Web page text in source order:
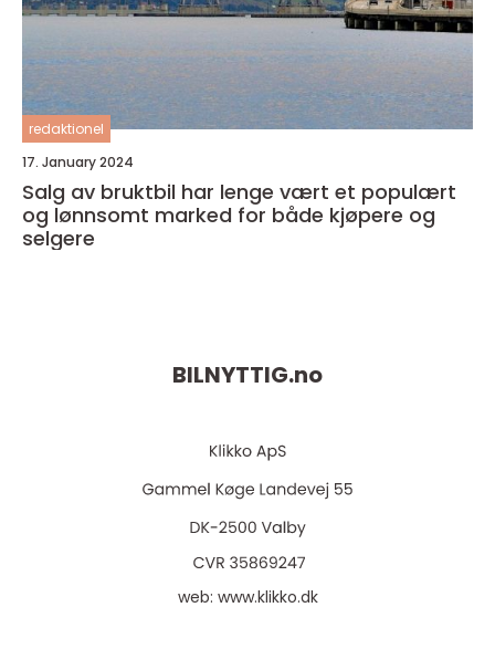
redaktionel
17. January 2024
Salg av bruktbil har lenge vært et populært
og lønnsomt marked for både kjøpere og
selgere
BILNYTTIG.no
web: www.klikko.dk